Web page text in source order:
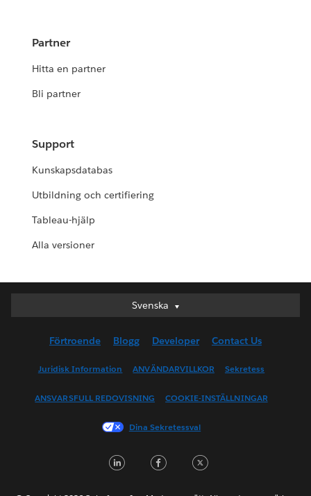
Partner
Hitta en partner
Bli partner
Support
Kunskapsdatabas
Utbildning och certifiering
Tableau-hjälp
Alla versioner
Svenska
Svenska
English (UK)
English (US)
Français (Canada)
Français (France)
日本語
Förtroende Blogg Developer Contact Us
Juridisk Information ANVÄNDARVILLKOR Sekretess
ANSVARSFULL REDOVISNING COOKIE-INSTÄLLNINGAR
Dina Sekretessval
LinkedInFacebook